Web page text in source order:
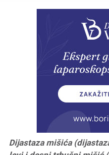
Dijastaza mišića